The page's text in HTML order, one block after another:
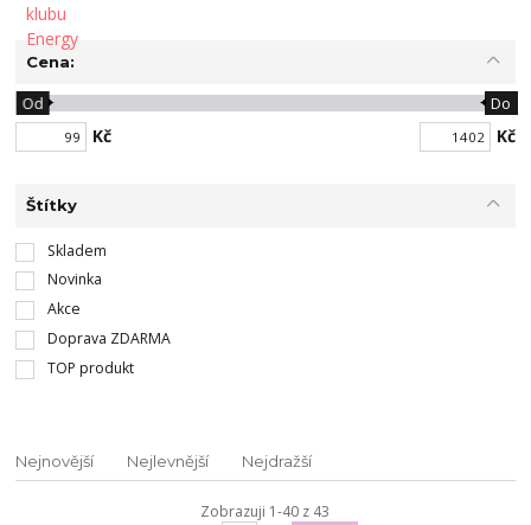
Cena:
Kč
Od Do
Kč
Štítky
Skladem
Novinka
Akce
Doprava ZDARMA
TOP produkt
Nejnovější Nejlevnější Nejdražší
Zobrazuji 1-40 z 43